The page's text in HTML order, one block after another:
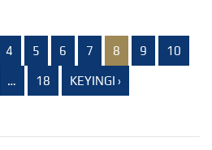
4 5 6 7 8 9 10
… 18 KEYINGI ›